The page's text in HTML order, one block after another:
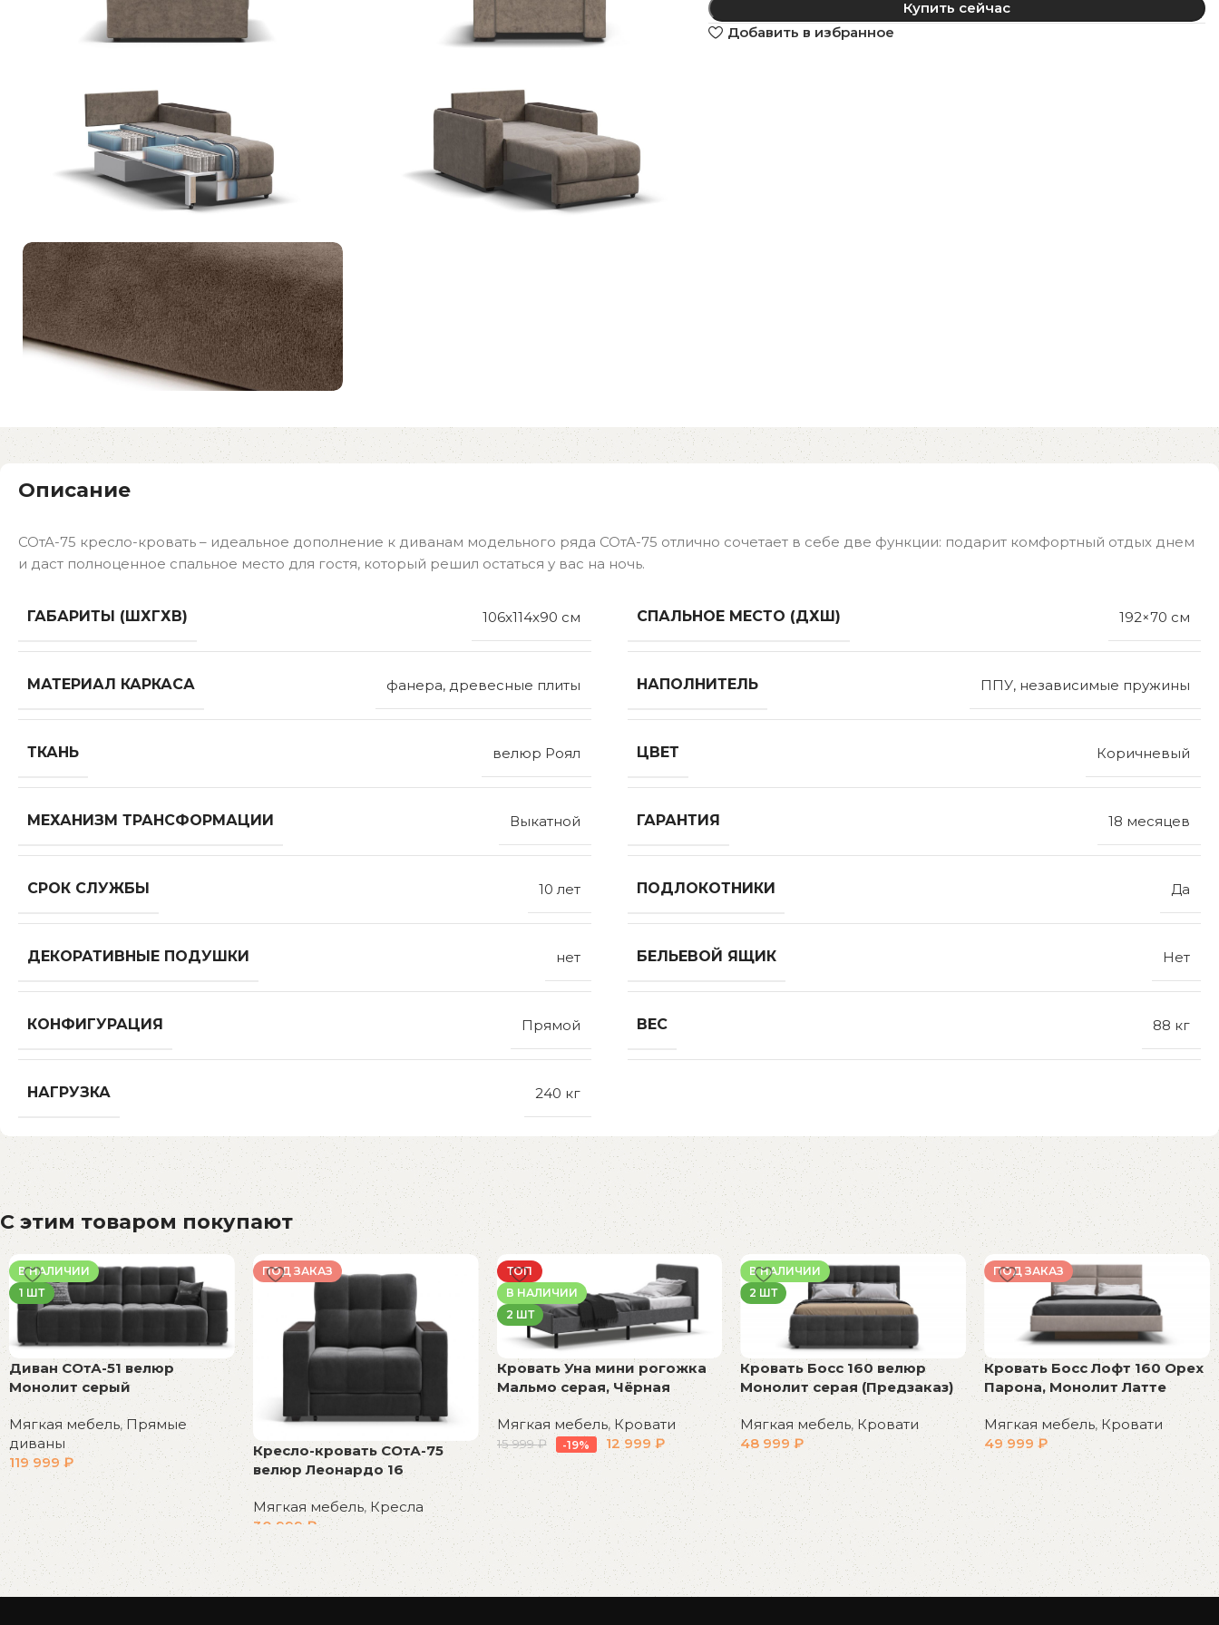
Купить сейчас
Добавить в избранное
Описание
СОтА-75 кресло-кровать – идеальное дополнение к диванам модельного ряда СОтА-75 отлично сочетает в себе две функции: подарит комфортный отдых днем
и даст полноценное спальное место для гостя, который решил остаться у вас на ночь.
ГАБАРИТЫ (ШХГХВ) 106x114x90 см СПАЛЬНОЕ МЕСТО (ДХШ) 192×70 см
МАТЕРИАЛ КАРКАСА фанера, древесные плиты НАПОЛНИТЕЛЬ ППУ, независимые пружины
ТКАНЬ велюр Роял ЦВЕТ Коричневый
МЕХАНИЗМ ТРАНСФОРМАЦИИ Выкатной ГАРАНТИЯ 18 месяцев
СРОК СЛУЖБЫ 10 лет ПОДЛОКОТНИКИ Да
ДЕКОРАТИВНЫЕ ПОДУШКИ нет БЕЛЬЕВОЙ ЯЩИК Нет
КОНФИГУРАЦИЯ Прямой ВЕС 88 кг
НАГРУЗКА 240 кг
С этим товаром покупают
В НАЛИЧИИ
1 ШТ
Диван СОтА-51 велюр
Монолит серый
Мягкая мебель,Прямые
диваны
119 999 ₽
В корзину
ПОД ЗАКАЗ
Кресло-кровать СОтА-75
велюр Леонардо 16
Мягкая мебель, Кресла
30 999 ₽
В корзину
ТОП
В НАЛИЧИИ
2 ШТ
Кровать Уна мини рогожка
Мальмо серая, Чёрная
Мягкая мебель, Кровати
15 999₽ -19% 12 999₽
В корзину
В НАЛИЧИИ
2 ШТ
Кровать Босс 160 велюр
Монолит серая (Предзаказ)
Мягкая мебель,Кровати
48 999₽
В корзину
ПОД ЗАКАЗ
Кровать Босс Лофт 160 Орех
Парона, Монолит Латте
Мягкая мебель,Кровати
49 999₽
В корзину
Read More